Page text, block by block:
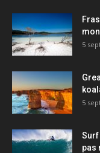
5
5
Surf
pas